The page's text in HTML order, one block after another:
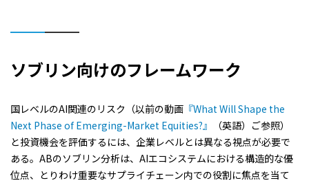
ソブリン向けのフレームワーク
国レベルのAI関連のリスク（以前の動画 『What Will Shape the
Next Phase of Emerging-Market Equities?』
（英語）ご参照）
と投資機会を評価するには、企業レベルとは異なる視点が必要で
ある。ABのソブリン分析は、AIエコシステムにおける構造的な優
位点、とりわけ重要なサプライチェーン内での役割に焦点を当て